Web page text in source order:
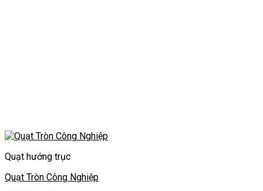
Quạt hướng trục
Quạt Tròn Công Nghiệp